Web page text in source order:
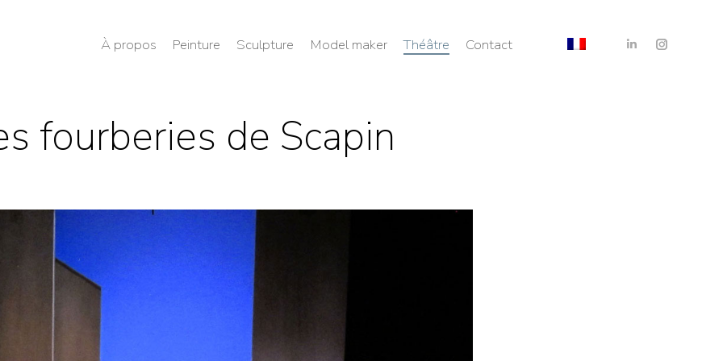
À propos Peinture Sculpture Model maker Théâtre Contact
fourberies de Scapin